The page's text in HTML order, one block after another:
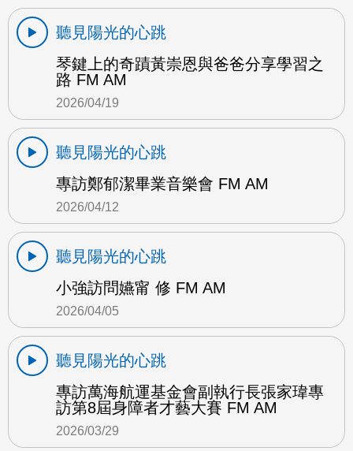
聽見陽光的心跳
琴鍵上的奇蹟黃崇恩與爸爸分享學習之
路 FM AM
2026/04/19
聽見陽光的心跳
專訪鄭郁潔畢業音樂會 FM AM
2026/04/12
聽見陽光的心跳
小強訪問嬿甯 修 FM AM
2026/04/05
聽見陽光的心跳
專訪萬海航運基金會副執行長張家瑋專
訪第8屆身障者才藝大賽 FM AM
2026/03/29